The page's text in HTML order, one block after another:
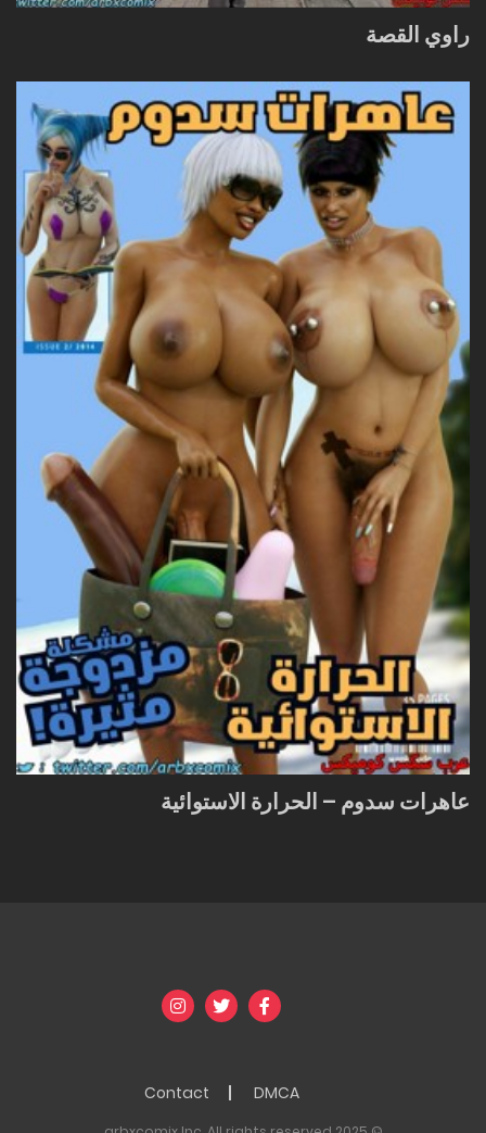
راوي القصة
عاهرات سدوم – الحرارة الاستوائية
DMCA
Contact